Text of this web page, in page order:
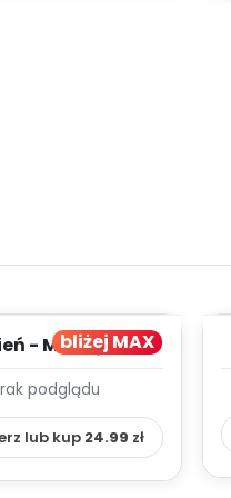
bliżej MAX
- MIESIĘCZNY
–
podglądu
lub kup 24.99 zł